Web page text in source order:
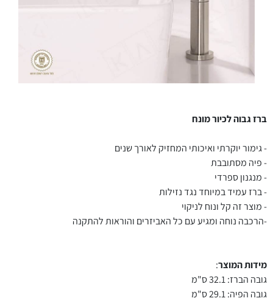
ברז גבוה לכיור מונח
- גימור יוקרתי ואיכותי המחזיק לאורך שנים
- פיה מסתובבת
- מנגנון ספרדי
- ברז עמיד במיוחד נגד נזילות
- מוצר זה קל ונוח לניקוי
-הרכבה נוחה ומגיע עם כל האביזרים והוראות להתקנה
מידות המוצר:
גובה הברז: 32.1 ס"מ
גובה הפיה: 29.1 ס"מ